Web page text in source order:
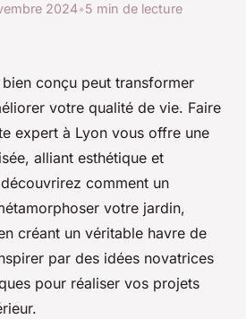
2024•5 min de lecture
conçu peut transformer
votre qualité de vie. Faire
expert à Lyon vous offre une
alliant esthétique et
comment un
votre jardin,
créant un véritable havre de
par des idées novatrices
pour réaliser vos projets